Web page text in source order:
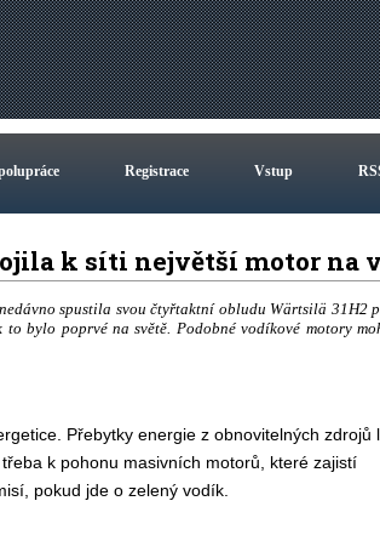
Registrace Vstup
k síti největší motor na
spustila svou čtyřtaktní obludu Wärtsilä 31H2
to bylo poprvé na světě. Podobné vodíkové motory
Přebytky energie z obnovitelných zdrojů
k pohonu masivních motorů, které zajistí
pokud jde o zelený vodík.